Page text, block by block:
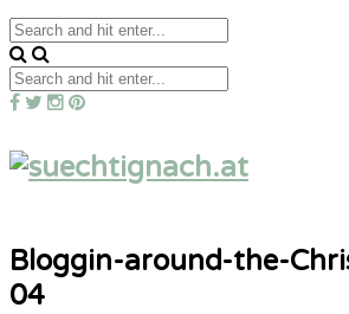
Bloggin-around-the-
04